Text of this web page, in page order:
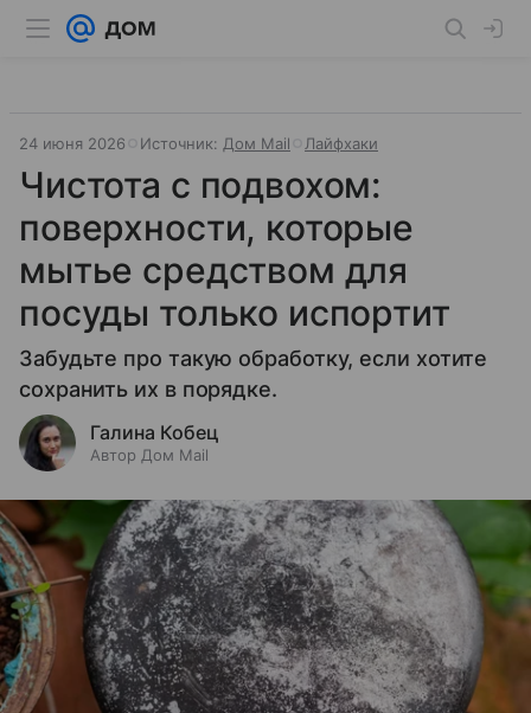
24 июня 2026 Источник: Дом Mail Лайфхаки
Чистота с подвохом:
поверхности, которые
мытье средством для
посуды только испортит
Забудьте про такую обработку, если хотите
сохранить их в порядке.
Галина Кобец
Автор Дом Mail